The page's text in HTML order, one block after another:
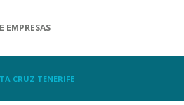
EMPRESAS
CRUZ TENERIFE